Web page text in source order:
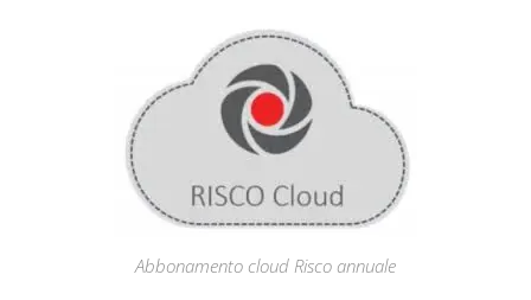
Abbonamento cloud Risco annuale